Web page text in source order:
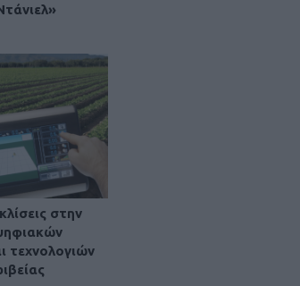
στην
τεχνολογιών